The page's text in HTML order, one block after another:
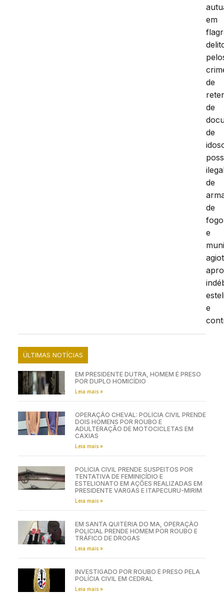
em
de
de
de
de
de
fogo
e
e
ÚLTIMAS NOTÍCIAS
EM PRESIDENTE DUTRA, HOMEM É PRESO
POR DUPLO HOMICÍDIO
Leia mais »
OPERAÇÃO CHEVAL: POLÍCIA CIVIL PRENDE
DOIS HOMENS POR ROUBO E
ADULTERAÇÃO DE MOTOCICLETAS EM
CAXIAS
Leia mais »
POLÍCIA CIVIL PRENDE SUSPEITOS POR
TENTATIVA DE FEMINICÍDIO E
ESTELIONATO EM AÇÕES REALIZADAS EM
PRESIDENTE VARGAS E ITAPECURU-MIRIM
Leia mais »
EM SANTA QUITÉRIA DO MA, OPERAÇÃO
POLICIAL PRENDE HOMEM POR ROUBO E
TRÁFICO DE DROGAS
Leia mais »
INVESTIGADO POR ROUBO É PRESO PELA
POLÍCIA CIVIL EM CEDRAL
Leia mais »